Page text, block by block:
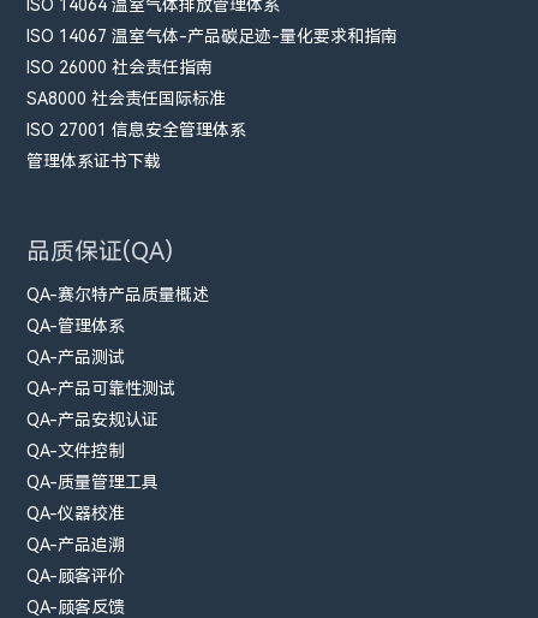
ISO 14064 温室气体排放管理体系
ISO 14067 温室气体-产品碳足迹-量化要求和指南
ISO 26000 社会责任指南
SA8000 社会责任国际标准
ISO 27001 信息安全管理体系
管理体系证书下载
品质保证(QA)
QA-赛尔特产品质量概述
QA-管理体系
QA-产品测试
QA-产品可靠性测试
QA-产品安规认证
QA-文件控制
QA-质量管理工具
QA-仪器校准
QA-产品追溯
QA-顾客评价
QA-顾客反馈